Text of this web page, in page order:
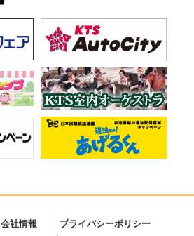
会社情報
プライバシーポリシー